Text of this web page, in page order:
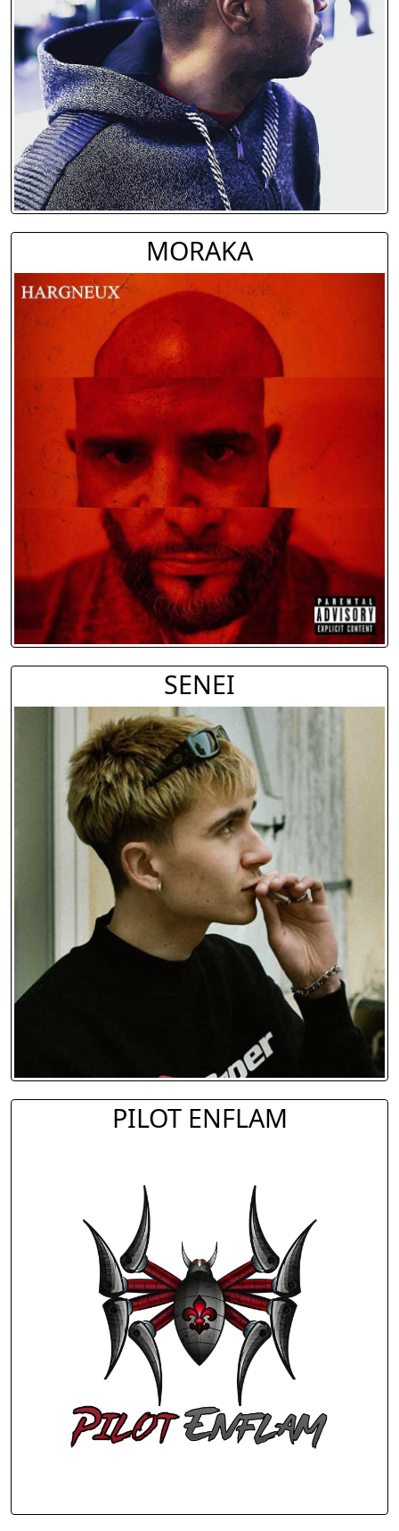
MORAKA
SENEI
PILOT ENFLAM